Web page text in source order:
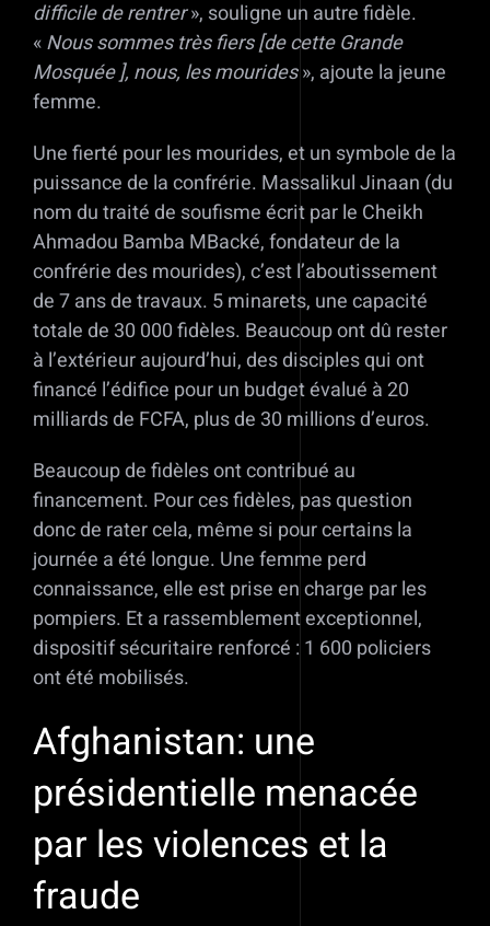
difficile de rentrer», souligne un autre fidèle.
«Nous sommes très fiers [de cette Grande
Mosquée ], nous, les mourides», ajoute la jeune
femme.
Une fierté pour les mourides, et un symbole de la
puissance de la confrérie. Massalikul Jinaan (du
nom du traité de soufisme écrit par le Cheikh
Ahmadou Bamba MBacké, fondateur de la
confrérie des mourides), c’est l’aboutissement
de 7 ans de travaux. 5 minarets, une capacité
totale de 30 000 fidèles. Beaucoup ont dû rester
à l’extérieur aujourd’hui, des disciples qui ont
financé l’édifice pour un budget évalué à 20
milliards de FCFA, plus de 30 millions d’euros.
Beaucoup de fidèles ont contribué au
financement. Pour ces fidèles, pas question
donc de rater cela, même si pour certains la
journée a été longue. Une femme perd
connaissance, elle est prise en charge par les
pompiers. Et a rassemblement exceptionnel,
dispositif sécuritaire renforcé : 1 600 policiers
ont été mobilisés.
Afghanistan: une
présidentielle menacée
par les violences et la
fraude